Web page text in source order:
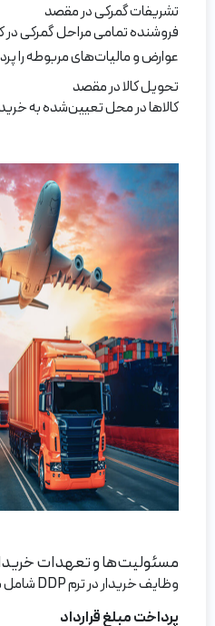
تشریفات گمرکی در مقصد
فروشنده تمامی مراحل گمرکی
عوارض و مالیات‌های مربوطه را
تحویل کالا در مقصد
کالاها در محل تعیین‌شده به
مسئولیت‌ها و تعهدات
وظایف خریدار در ترم DDP شامل موارد زیر می‌شوند:
پرداخت مبلغ قرارداد